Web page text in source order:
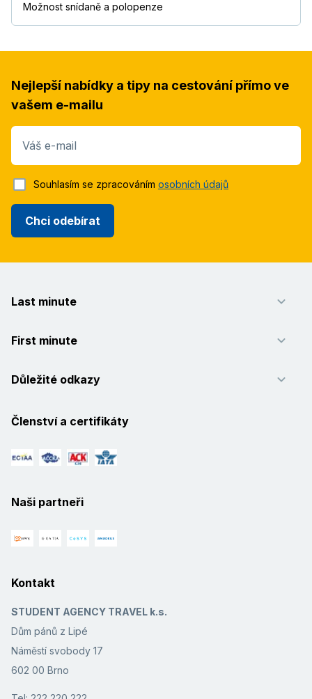
Možnost snídaně a polopenze
Nejlepší nabídky a tipy na cestování přímo ve
vašem e-mailu
Váš e-mail
Chci odebírat
Souhlasím se zpracováním osobních údajů
Last minute
First minute
Důležité odkazy
Členství a certifikáty
Naši partneři
Kontakt
STUDENT AGENCY TRAVEL k.s.
Dům pánů z Lipé
Náměstí svobody 17
602 00 Brno